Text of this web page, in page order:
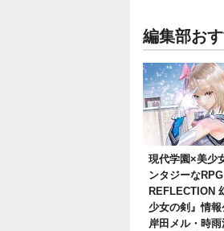
編集部お
現代学園×美少
ンタジーな
REFLECTION
少女の剣』情報
岸田メル・時雨